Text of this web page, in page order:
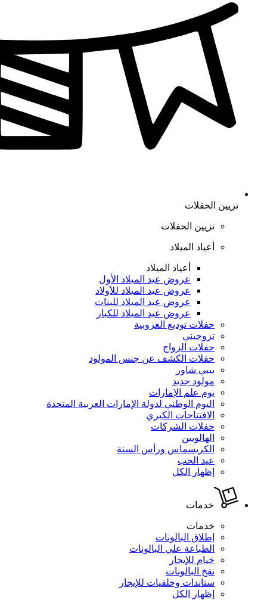
تزيين الحفلات
تزيين الحفلات
أعياد الميلاد
أعياد الميلاد
عروض عيد الميلاد الأول
عروض عيد الميلاد للأولاد
عروض عيد الميلاد للبنات
عروض عيد الميلاد للكبار
حفلات توديع العزوبية
تزوجيني
حفلات الزواج
حفلات الكشف عن جنس المولود
بيبي شاور
مولود جديد
يوم علم الإمارات
اليوم الوطني لدولة الإمارات العربية المتحدة
الافتتاحات الكبري
حفلات الشركات
الهالويين
الكريسماس ورأس السنة
عيد الحب
إظهار الكل
خدمات
خدمات
إطلاق البالونات
الطباعة علي البالونات
خيام للإيجار
نفخ البالونات
ستاندات وخلفيات للإيجار
إظهار الكل